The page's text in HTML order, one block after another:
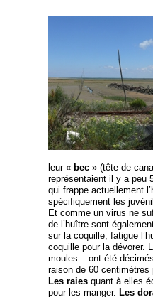
leur « bec» (tête de
représentaient il y a peu
qui frappe actuellement
spécifiquement les
Et comme un virus ne
de l’huître sont
sur la coquille, fatigue
coquille pour la dévorer.
moules – ont été
raison de 60
Les raiesquant à elles
pour les manger. Les